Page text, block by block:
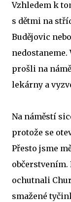
Vzhledem k
s dětmi na
Budějovic
nedostaneme.
prošli na
lekárny a
Na náměstí
protože se
Přesto jsme
občerstvením.
ochutnali
smažené